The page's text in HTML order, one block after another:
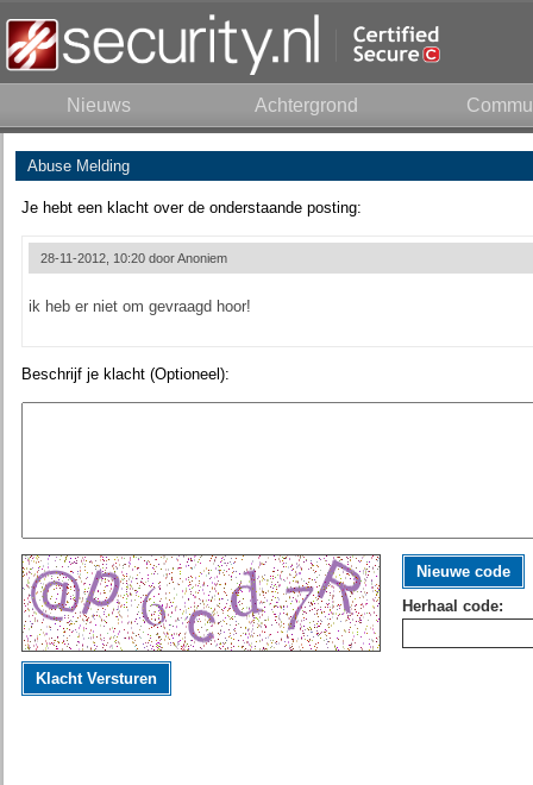
Nieuws Achtergrond
Abuse Melding
Je hebt een klacht over de onderstaande posting:
28-11-2012, 10:20 doorAnoniem
ik heb er niet om gevraagd hoor!
Beschrijf je klacht (Optioneel):
Nieuwe code
Herhaal code:
Klacht Versturen